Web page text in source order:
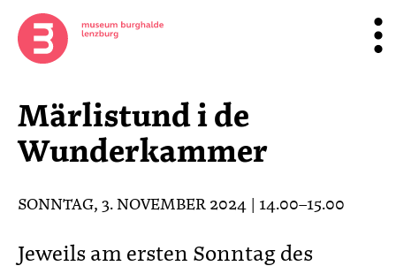
Märlistund i de
Wunderkammer
SONNTAG, 3. NOVEMBER 2024 | 14.00–15.00
Jeweils am ersten Sonntag des